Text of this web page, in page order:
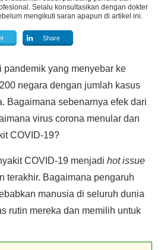
Selalu konsultasikan dengan dokter
mengikuti saran apapun di artikel ini.
Share
pandemik yang menyebar ke
negara dengan jumlah kasus
Bagaimana sebenarnya efek dari
virus corona menular dan
COVID-19?
COVID-19 menjadi hot issue
terakhir. Bagaimana pengaruh
manusia di seluruh dunia
rutin mereka dan memilih untuk